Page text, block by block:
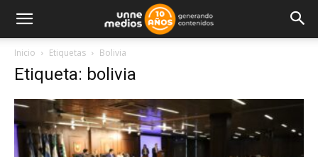
Inicio Etiquetas Bolivia
Etiqueta: bolivia